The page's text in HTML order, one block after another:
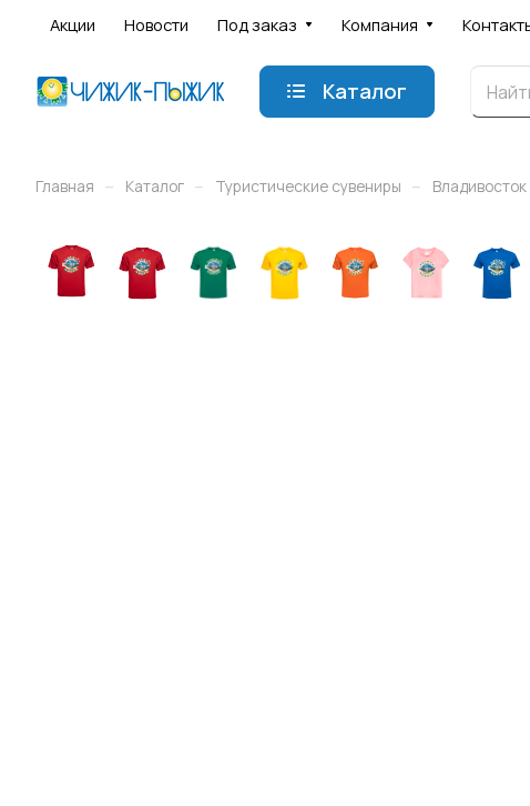
Акции Новости Под заказ Компания
Каталог
Главная – Каталог – Туристические сувениры – Владивосток